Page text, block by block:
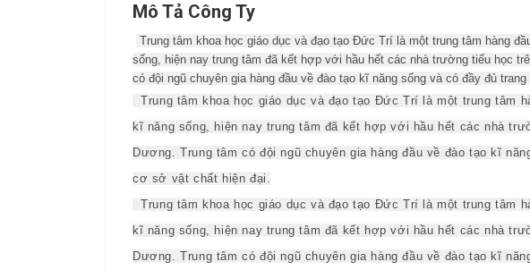
Mô Tả Công Ty
Trung tâm khoa học giáo dục và đạo tạo Đức Trí là một trung tâm hàng
sống, hiện nay trung tâm đã kết hợp với hầu hết các nhà trường tiểu học
có đội ngũ chuyên gia hàng đầu về đào tạo kĩ năng sống và có đầy đủ
Trung tâm khoa học giáo dục và đạo tạo Đức Trí là một trung tâm
kĩ năng sống, hiện nay trung tâm đã kết hợp với hầu hết các nhà
Dương. Trung tâm có đội ngũ chuyên gia hàng đầu về đào tạo kĩ
cơ sở vật chất hiện đại.
Trung tâm khoa học giáo dục và đạo tạo Đức Trí là một trung tâm
kĩ năng sống, hiện nay trung tâm đã kết hợp với hầu hết các nhà
Dương. Trung tâm có đội ngũ chuyên gia hàng đầu về đào tạo kĩ